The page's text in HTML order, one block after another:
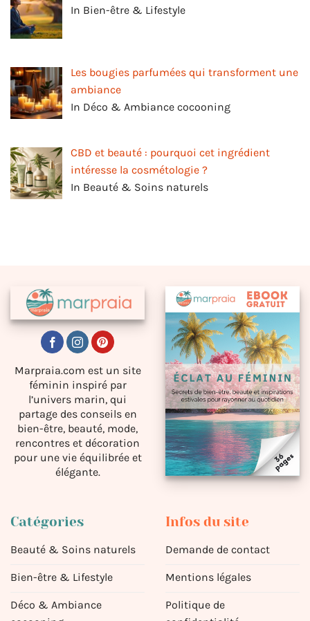
In Bien-être & Lifestyle
Les bougies parfumées qui transforment une
ambiance
In Déco & Ambiance cocooning
CBD et beauté : pourquoi cet ingrédient
intéresse la cosmétologie ?
In Beauté & Soins naturels
Marpraia.com est un site
féminin inspiré par
l’univers marin, qui
partage des conseils en
bien-être, beauté, mode,
rencontres et décoration
pour une vie équilibrée et
élégante.
Catégories
Beauté & Soins naturels
Bien-être & Lifestyle
Déco & Ambiance
Infos du site
Demande de contact
Mentions légales
Politique de